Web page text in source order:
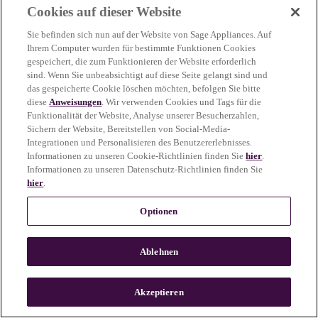
more information)
n
Cookies auf dieser Website
Sie befinden sich nun auf der Website von Sage Appliances. Auf
Ihrem Computer wurden für bestimmte Funktionen Cookies
gespeichert, die zum Funktionieren der Website erforderlich
sind. Wenn Sie unbeabsichtigt auf diese Seite gelangt sind und
das gespeicherte Cookie löschen möchten, befolgen Sie bitte
dieseAnweisungen. Wir verwenden Cookies und Tags für die
Funktionalität der Website, Analyse unserer Besucherzahlen,
Sichern der Website, Bereitstellen von Social-Media-
Integrationen und Personalisieren des Benutzererlebnisses.
Informationen zu unseren Cookie-Richtlinien finden Siehier.
Informationen zu unseren Datenschutz-Richtlinien finden Sie
hier.
Optionen
Ablehnen
Akzeptieren